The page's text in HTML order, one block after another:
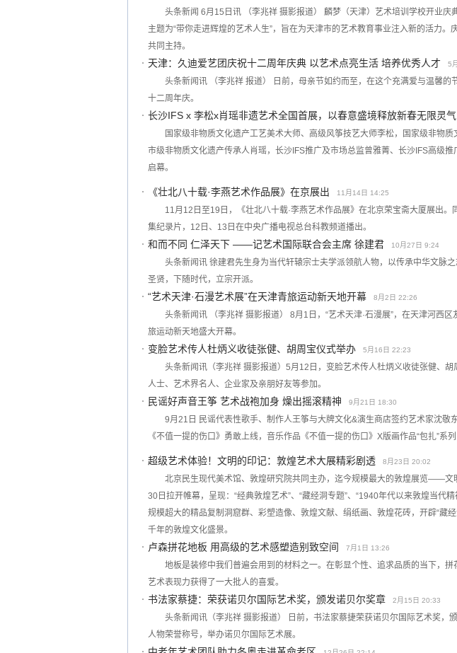
头条新闻 6月15日讯 （李兆祥 摄影报道） 麟梦（天津）艺术培训学校开业庆
主题为“带你走进辉煌的艺术人生”，旨在为天津市的艺术教育事业注入新的活力。
共同主持。
天津：久迪爱艺团庆祝十二周年庆典 以艺术点亮生活 培养优秀人才 5
头条新闻讯 （李兆祥 报道） 日前，母亲节如约而至，在这个充满爱与温馨的
十二周年庆。
长沙IFS x 李松x肖瑶非遗艺术全国首展，以春意盛境释放新春无限灵气
国家级非物质文化遗产工艺美术大师、高级风筝技艺大师李松，国家级非物质
市级非物质文化遗产传承人肖瑶，长沙IFS推广及市场总监曾雅菁、长沙IFS高级
启幕。
《壮北八十载·李燕艺术作品展》在京展出 11月14日 14:25
11月12日至19日，《壮北八十载·李燕艺术作品展》在北京荣宝斋大厦展出。
集纪录片，12日、13日在中央广播电视总台科教频道播出。
和而不同 仁泽天下 ——记艺术国际联合会主席 徐建君 10月27日 9:24
头条新闻讯 徐建君先生身为当代轩辕宗士夫学派领航人物，以传承中华文脉
圣贤，下随时代，立宗开派。
“艺术天津·石漫艺术展”在天津青旅运动新天地开幕 8月2日 22:26
头条新闻讯 （李兆祥 摄影报道） 8月1日，“艺术天津·石漫展”，在天津河西
旅运动新天地盛大开幕。
变脸艺术传人杜炳义收徒张健、胡周宝仪式举办 5月16日 22:23
头条新闻讯（李兆祥 摄影报道）5月12日，变脸艺术传人杜炳义收徒张健、
人士、艺术界名人、企业家及亲朋好友等参加。
民谣好声音王筝 艺术战袍加身 燥出摇滚精神 9月21日 18:30
9月21日 民谣代表性歌手、制作人王筝与大牌文化&演生商店签约艺术家沈敬
《不值一提的伤口》勇敢上线，音乐作品《不值一提的伤口》X版画作品“包扎”系
超级艺术体验！文明的印记：敦煌艺术大展精彩剧透 8月23日 20:02
北京民生现代美术馆、敦煌研究院共同主办，迄今规模最大的敦煌展览——文
30日拉开帷幕，呈现：“经典敦煌艺术”、“藏经洞专题”、“1940年代以来敦煌当代
规模超大的精品复制洞窟群、彩塑造像、敦煌文献、绢纸画、敦煌花砖，开辟“藏
千年的敦煌文化盛景。
卢森拼花地板 用高级的艺术感塑造别致空间 7月1日 13:26
地板是装修中我们普遍会用到的材料之一。在彰显个性、追求品质的当下，
艺术表现力获得了一大批人的喜爱。
书法家蔡捷：荣获诺贝尔国际艺术奖，颁发诺贝尔奖章 2月15日 20:33
头条新闻讯（李兆祥 摄影报道） 日前，书法家蔡捷荣获诺贝尔国际艺术奖，
人物荣誉称号，举办诺贝尔国际艺术展。